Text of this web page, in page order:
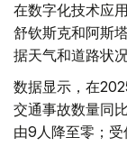
在数字化技术应
舒钦斯克和阿斯
据天气和道路状
数据显示，在
交通事故数量同
由9人降至零；